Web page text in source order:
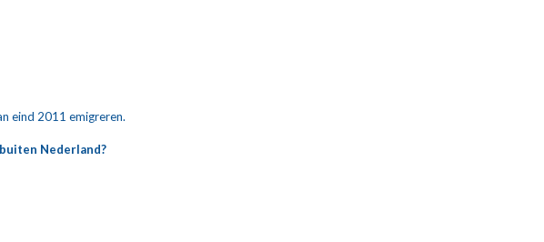
eind 2011 emigreren.
Nederland?